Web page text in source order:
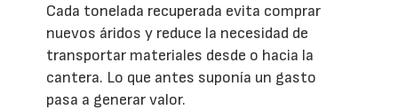
Cada tonelada recuperada evita comprar
nuevos áridos y reduce la necesidad de
transportar materiales desde o hacia la
cantera. Lo que antes suponía un gasto
pasa a generar valor.